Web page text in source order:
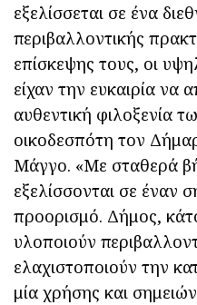
εξελίσσεται σε ένα
περιβαλλοντικής
επίσκεψης τους, οι
είχαν την ευκαιρία να
αυθεντική φιλοξενία
οικοδεσπότη τον
Μάγγο. «Με σταθερά
εξελίσσονται σε έναν
προορισμό. Δήμος,
υλοποιούν
ελαχιστοποιούν την
μία χρήσης και